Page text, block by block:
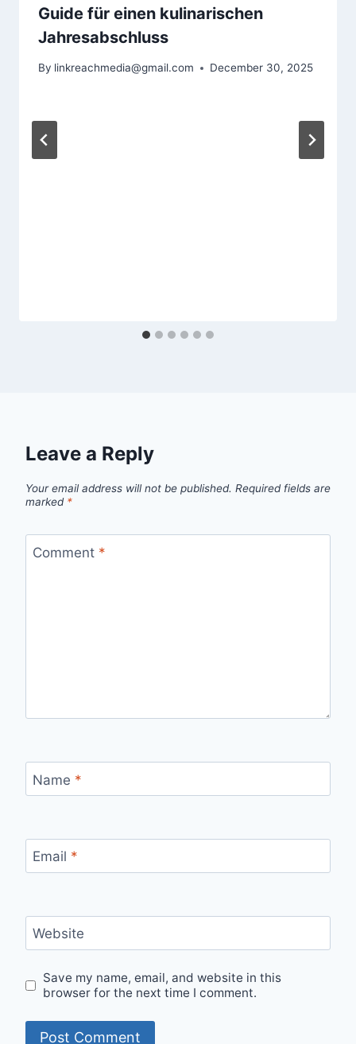
Guide für einen kulinarischen
Jahresabschluss
By linkreachmedia@gmail.com December 30, 2025
Leave a Reply
Your email address will not be published. Required fields are
marked *
Comment *
Name *
Email *
Website
Save my name, email, and website in this
browser for the next time I comment.